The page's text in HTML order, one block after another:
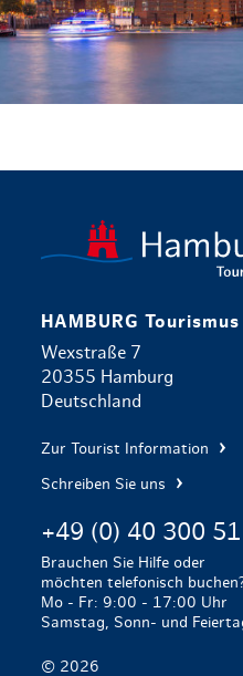
HAMBURG Tourismus
Wexstraße 7
20355 Hamburg
Deutschland
Zur Tourist Information
Schreiben Sie uns
+49 (0) 40 300
Brauchen Sie Hilfe oder
möchten telefonisch
Mo - Fr: 9:00 - 17:00 Uhr
Samstag, Sonn- und
© 2026